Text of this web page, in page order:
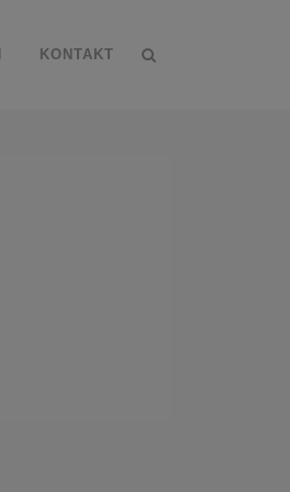
KONTAKT